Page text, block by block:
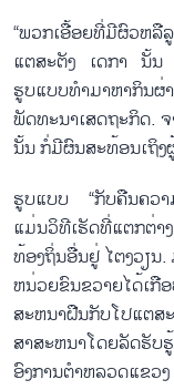
“ພວກເອື້ອຍທີ່ມີຜົວຫ
ແຕສະຕັງ ເດກາ ນັ້ນ
ຮູບແບບທຳມາຫາກິນ
ພັດທະນາເສດຖະກິດ.
ນັ້ນ ກໍ່ມີຜົນສະທ້ອນເຖິງ
ຮູບແບບ “ກັບຄືນຄວ
ແມ່ນວິທີເຮັດທີ່ແຕກຕ່
ທ້ອງຖິ່ນອື່ນຢູ່ ໄຕງວຽນ
ຫນ່ວຍຂົນຂວາຍໄດ້ເກື
ສະຫນາຝືນກັບໂປແຕ
ສາສະຫນາໂດຍລັດຮັ
ອົງການຕຳຫລວດແຂວ